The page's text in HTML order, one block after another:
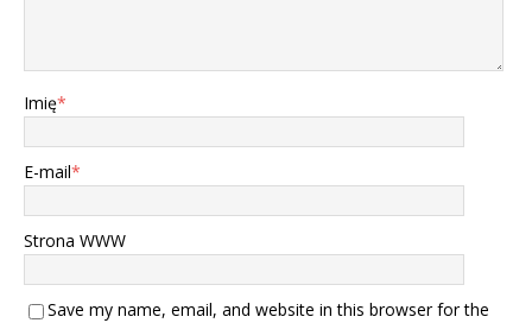
Imię*
E-mail*
Strona WWW
Save my name, email, and website in this browser for the